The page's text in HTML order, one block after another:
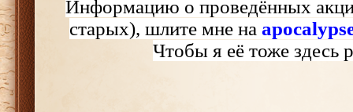
Информацию о проведённых
старых), шлите мне на
Чтобы я её тоже здесь